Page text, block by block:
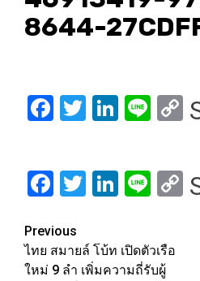
8644-
Facebook
TwitterLine
Facebook
TwitterLine
Post
navigation
Previous
ไทย สมายล์ โบ้ท เปิดตัวเรือ
ใหม่ 9 ลำ เพิ่มความถี่รับผู้